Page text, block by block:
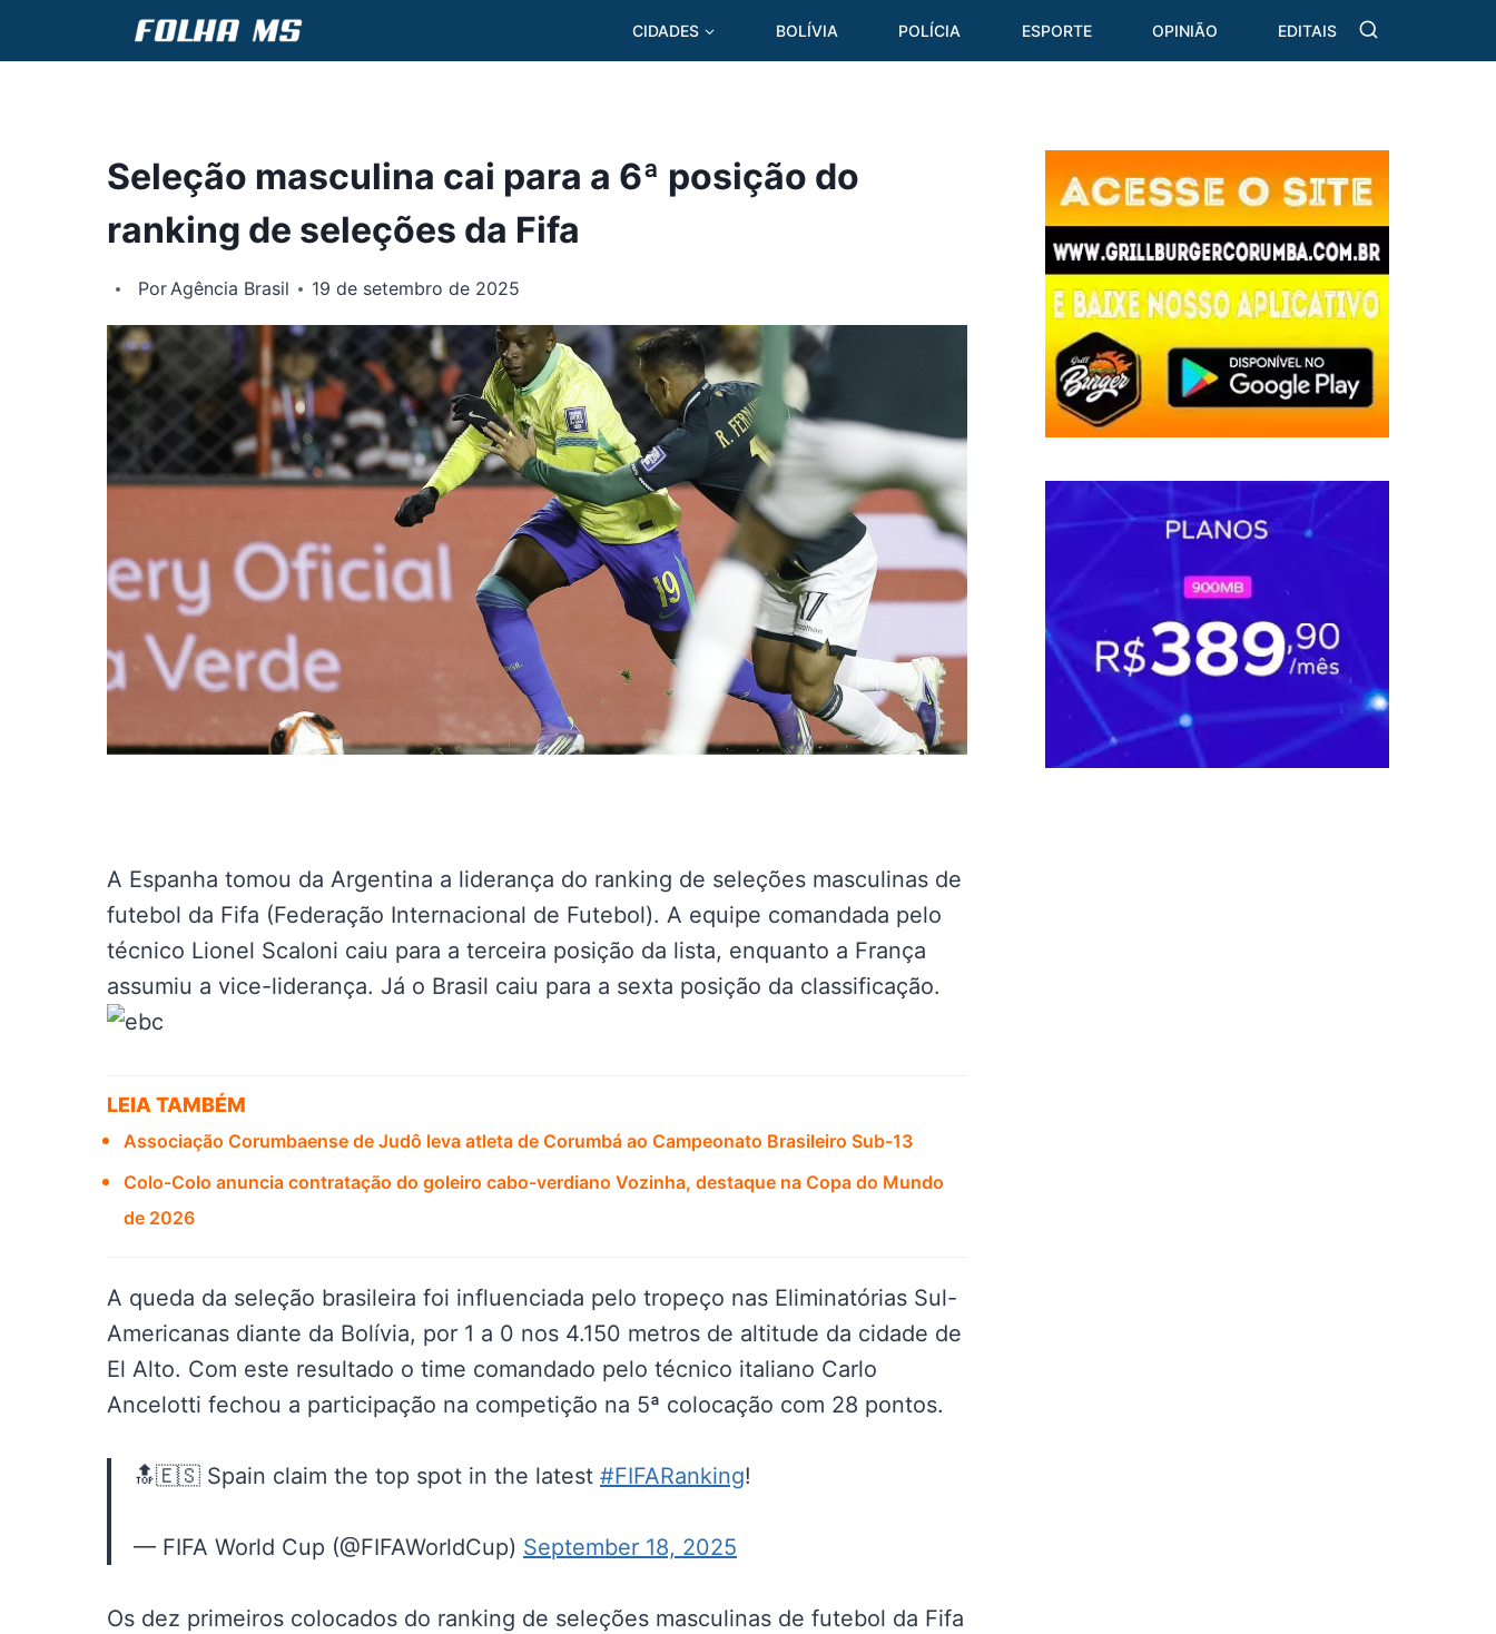
CIDADES BOLÍVIA POLÍCIA ESPORTE OPINIÃO EDITAIS
Seleção masculina cai para a 6ª posição do
ranking de seleções da Fifa
PorAgência Brasil 19 de setembro de 2025
A Espanha tomou da Argentina a liderança do ranking de seleções masculinas de
futebol da Fifa (Federação Internacional de Futebol). A equipe comandada pelo
técnico Lionel Scaloni caiu para a terceira posição da lista, enquanto a França
assumiu a vice-liderança. Já o Brasil caiu para a sexta posição da classificação.
LEIA TAMBÉM
Associação Corumbaense de Judô leva atleta de Corumbá ao Campeonato Brasileiro Sub-13
Colo-Colo anuncia contratação do goleiro cabo-verdiano Vozinha, destaque na Copa do Mundo
de 2026
A queda da seleção brasileira foi influenciada pelo tropeço nas Eliminatórias Sul-
Americanas diante da Bolívia, por 1 a 0 nos 4.150 metros de altitude da cidade de
El Alto. Com este resultado o time comandado pelo técnico italiano Carlo
Ancelotti fechou a participação na competição na 5ª colocação com 28 pontos.
🔝🇪🇸 Spain claim the top spot in the latest #FIFARanking!
— FIFA World Cup (@FIFAWorldCup) September 18, 2025
Os dez primeiros colocados do ranking de seleções masculinas de futebol da Fifa